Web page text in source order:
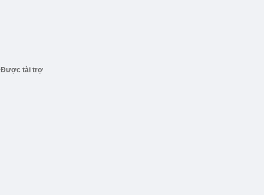
Được tài trợ